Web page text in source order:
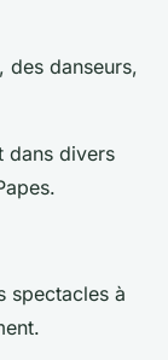
des danseurs,
dans divers
spectacles à